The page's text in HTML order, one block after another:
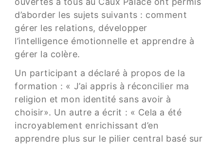
d’aborder les sujets suivants : comment
gérer les relations, développer
l’intelligence émotionnelle et apprendre à
gérer la colère.
Un participant a déclaré à propos de la
formation : « J’ai appris à réconcilier ma
religion et mon identité sans avoir à
choisir». Un autre a écrit : « Cela a été
incroyablement enrichissant d’en
apprendre plus sur le pilier central basé sur